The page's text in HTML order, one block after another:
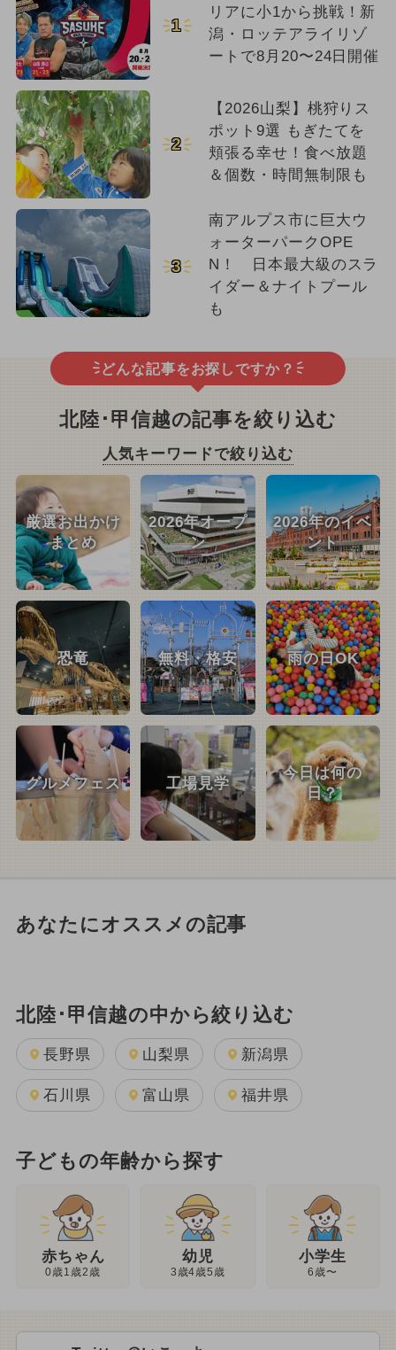
1
リアに小1から挑戦！新
潟・ロッテアライリゾ
ートで8月20〜24日開催
2
【2026山梨】桃狩りス
ポット9選 もぎたてを
頬張る幸せ！食べ放題
＆個数・時間無制限も
3
南アルプス市に巨大ウ
ォーターパークOPE
N！ 日本最大級のスラ
イダー＆ナイトプール
も
どんな記事をお探しですか？
北陸･甲信越の記事を絞り込む
人気キーワードで絞り込む
厳選お出かけ
まとめ
2026年オープ
ン
2026年のイベ
ント
恐竜 無料・格安 雨の日OK
グルメフェス 工場見学
今日は何の
日？
あなたにオススメの記事
北陸･甲信越の中から絞り込む
長野県 山梨県 新潟県
石川県 富山県 福井県
子どもの年齢から探す
赤ちゃん
0歳1歳2歳
幼児
3歳4歳5歳
小学生
6歳〜